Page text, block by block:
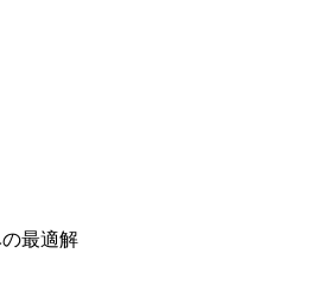
最適解